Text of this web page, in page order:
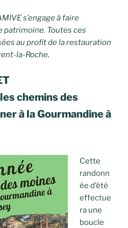
s’engage à faire
Toutes ces
au profit de la restauration
la-Roche.
chemins des
à la Gourmandine à
Cette
randonn
ée d’été
effectue
ra une
boucle